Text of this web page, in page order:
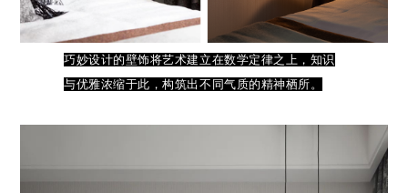
巧妙设计的壁饰将艺术建立在数学定律之上，知识
与优雅浓缩于此，构筑出不同气质的精神栖所。